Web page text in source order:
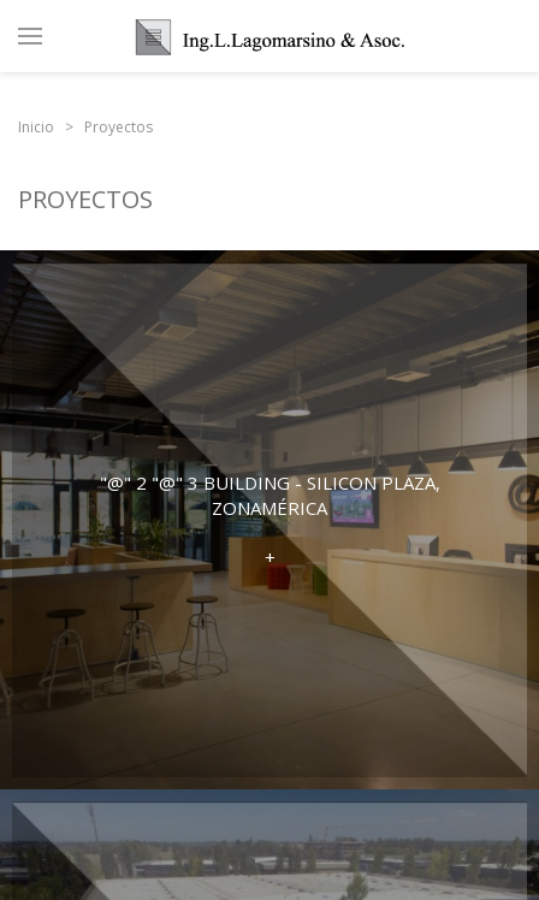
Inicio Proyectos
PROYECTOS
"@" 2 "@" 3 BUILDING - SILICON PLAZA,
ZONAMÉRICA
+